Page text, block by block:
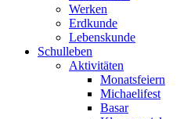
Werken
Erdkunde
Lebenskunde
Schulleben
Aktivitäten
Monatsfeiern
Michaelifest
Basar